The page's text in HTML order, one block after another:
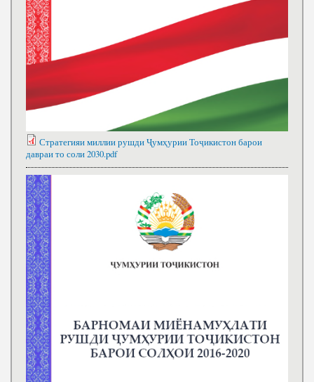
Стратегияи миллии рушди Ҷумҳурии Тоҷикистон барои
давраи то соли 2030.pdf